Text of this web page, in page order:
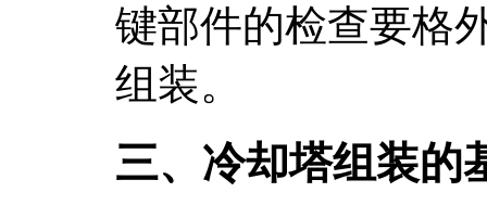
键部件的检查要格
组装。
三、冷却塔组装的